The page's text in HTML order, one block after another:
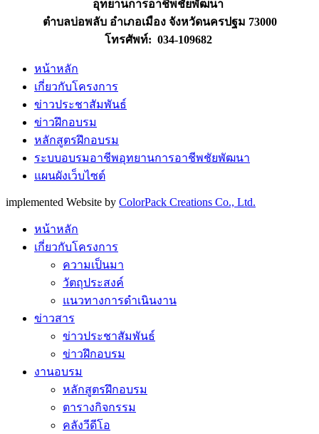
อุทยานการอาชีพชัยพัฒนา
ตำบลบ่อพลับ อำเภอเมือง จังหวัดนครปฐม 73000
โทรศัพท์: 034-109682
หน้าหลัก
เกี่ยวกับโครงการ
ข่าวประชาสัมพันธ์
ข่าวฝึกอบรม
หลักสูตรฝึกอบรม
ระบบอบรมอาชีพอุทยานการอาชีพชัยพัฒนา
แผนผังเว็บไซต์
implemented Website by ColorPack Creations Co., Ltd.
หน้าหลัก
เกี่ยวกับโครงการ
ความเป็นมา
วัตถุประสงค์
แนวทางการดำเนินงาน
ข่าวสาร
ข่าวประชาสัมพันธ์
ข่าวฝึกอบรม
งานอบรม
หลักสูตรฝึกอบรม
ตารางกิจกรรม
คลังวีดีโอ